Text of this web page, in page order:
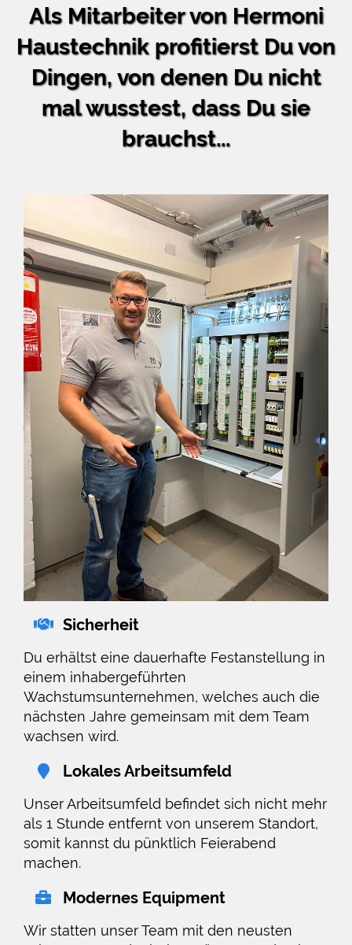
Als Mitarbeiter von Hermoni
Haustechnik profitierst Du von
Dingen, von denen Du nicht
mal wusstest, dass Du sie
brauchst...
Sicherheit
Du erhältst eine dauerhafte Festanstellung in
einem inhabergeführten
Wachstumsunternehmen, welches auch die
nächsten Jahre gemeinsam mit dem Team
wachsen wird.
Lokales Arbeitsumfeld
Unser Arbeitsumfeld befindet sich nicht mehr
als 1 Stunde entfernt von unserem Standort,
somit kannst du pünktlich Feierabend
machen.
Modernes Equipment
Wir statten unser Team mit den neusten